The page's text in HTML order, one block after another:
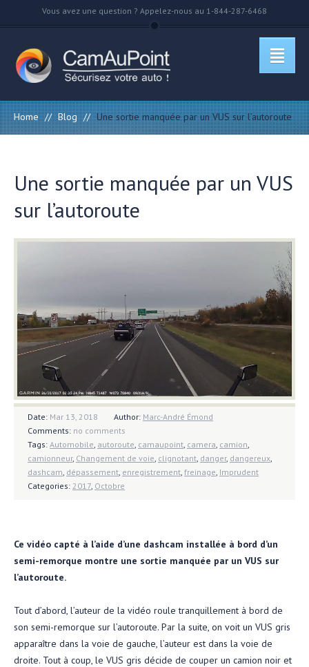
Vous avez une question ? Appelez-nous au 1-844-287-6468
Home // Blog // Une sortie manquée par un VUS sur l’autoroute
Une sortie manquée par un VUS
sur l’autoroute
Date: Mar 13, 2018 Author: Marc-André Émond
Comments: no comments
Tags: Automobile autoroute camaupoint camera camion
camionneur, Changement de voie clignotant danger, dangereux
dashcam dépassement enregistrement freinage Imprudent
Categories: 2017 Octobre
Ce vidéo capté à l’aide d’une dashcam installée à bord d’un
semi-remorque montre une sortie manquée par un VUS sur
l’autoroute.
Tout d’abord, l’auteur de la vidéo roule tranquillement à bord de
son semi-remorque sur l’autoroute. Par la suite, on voit un VUS gris
apparaître dans la voie de gauche, l’auteur est dans la voie de
droite. Tout à coup, le VUS gris décide de couper un camion noir et